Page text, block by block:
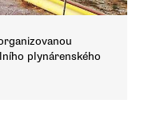
plynárenského